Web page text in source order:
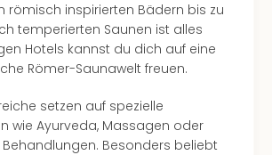
römisch inspirierten Bädern bis zu
temperierten Saunen ist alles
Hotels kannst du dich auf eine
Römer-Saunawelt freuen.
setzen auf spezielle
wie Ayurveda, Massagen oder
Besonders beliebt